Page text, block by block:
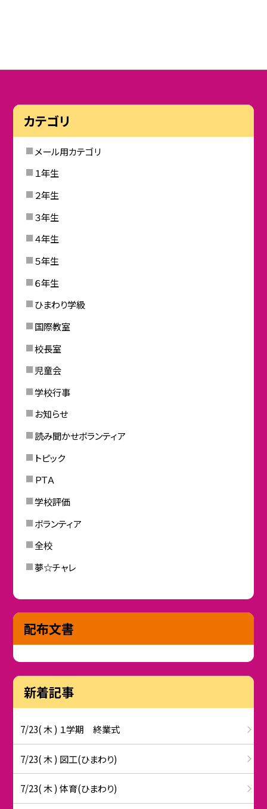
カテゴリ
メール用カテゴリ
１年生
２年生
３年生
４年生
５年生
６年生
ひまわり学級
国際教室
校長室
児童会
学校行事
お知らせ
読み聞かせボランティア
トピック
ＰＴＡ
学校評価
ボランティア
全校
夢☆チャレ
配布文書
新着記事
7/23( 木 ) １学期 終業式
7/23( 木 ) 図工(ひまわり)
7/23( 木 ) 体育(ひまわり)